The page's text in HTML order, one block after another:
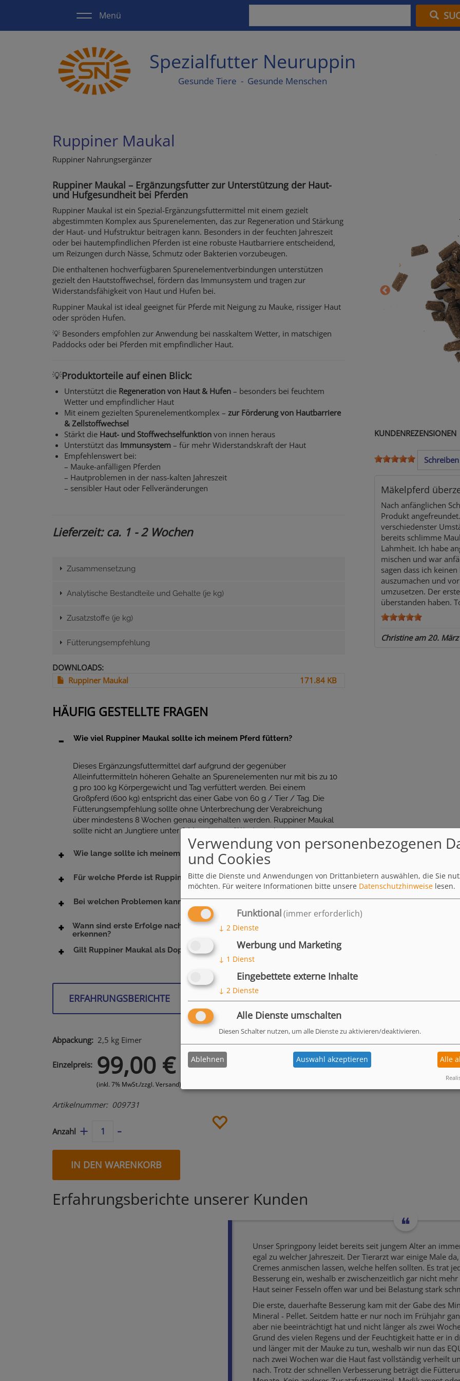
Menü
Spezialfutter Neuruppin
Gesunde Tiere - Gesunde Menschen
Ruppiner Maukal
KUNDENREZENSIONEN
Mäkelpferd
Nach anfänglichen
Produkt
verschiedenster
bereits schlimme
Lahmheit. Ich habe
mischen und war
sagen dass ich
auszumachen und
umzusetzen. Der
überstanden haben.
Christine am20.
Ruppiner Nahrungsergänzer
Ruppiner Maukal – Ergänzungsfutter zur Unterstützung der Haut-
und Hufgesundheit bei Pferden
Ruppiner Maukal ist ein Spezial-Ergänzungsfuttermittel mit einem gezielt
abgestimmten Komplex aus Spurenelementen, das zur Regeneration und Stärkung
der Haut- und Hufstruktur beitragen kann. Besonders in der feuchten Jahreszeit
oder bei hautempfindlichen Pferden ist eine robuste Hautbarriere entscheidend,
um Reizungen durch Nässe, Schmutz oder Bakterien vorzubeugen.
Die enthaltenen hochverfügbaren Spurenelementverbindungen unterstützen
gezielt den Hautstoffwechsel, fördern das Immunsystem und tragen zur
Widerstandsfähigkeit von Haut und Hufen bei.
Ruppiner Maukal ist ideal geeignet für Pferde mit Neigung zu Mauke, rissiger Haut
oder spröden Hufen.
💡 Besonders empfohlen zur Anwendung bei nasskaltem Wetter, in matschigen
Paddocks oder bei Pferden mit empfindlicher Haut.
💡Produktorteile auf einen Blick:
Unterstützt die Regeneration von Haut & Hufen– besonders bei feuchtem
Wetter und empfindlicher Haut
Mit einem gezielten Spurenelementkomplex – zur Förderung von Hautbarriere
& Zellstoffwechsel
Stärkt die Haut- und Stoffwechselfunktionvon innen heraus
Unterstützt das Immunsystem– für mehr Widerstandskraft der Haut
Empfehlenswert bei:
– Mauke-anfälligen Pferden
– Hautproblemen in der nass-kalten Jahreszeit
– sensibler Haut oder Fellveränderungen
Lieferzeit: ca. 1 - 2 Wochen
Zusammensetzung
Analytische Bestandteile und Gehalte (je kg)
Zusatzstoffe (je kg)
Fütterungsempfehlung
DOWNLOADS
Ruppiner Maukal
171.84 KB
HÄUFIG GESTELLTE FRAGEN
Wie viel Ruppiner Maukal sollte ich meinem Pferd füttern?
Dieses Ergänzungsfuttermittel darf aufgrund der gegenüber
Alleinfuttermitteln höheren Gehalte an Spurenelementen nur mit bis zu 10
g pro 100 kg Körpergewicht und Tag verfüttert werden. Bei einem
Großpferd (600 kg) entspricht das einer Gabe von 60 g / Tier / Tag. Die
Fütterungsempfehlung sollte ohne Unterbrechung der Verabreichung
über mindestens 8 Wochen genau eingehalten werden. Ruppiner Maukal
sollte nicht an Jungtiere unter 6 Monaten verfüttert werden.
Wie lange sollte ich meinem Pferd Ruppiner Maukal füttern?
Für welche Pferde ist Ruppiner Maukal geeignet?
Bei welchen Problemen kann Ruppiner Maukal helfen?
Wann sind erste Erfolge nach der Gabe von Ruppiner Maukal zu
erkennen?
Gilt Ruppiner Maukal als Doping?
ERFAHRUNGSBERICHTE
2,5 kg Eimer
Einzelpreis 99,00 €
(inkl. 7% MwSt./zzgl. Versand)
Artikelnummer 009731
Anzahl + -
IN DEN WARENKORB
Erfahrungsberichte unserer Kunden
Unser Springpony leidet bereits seit jungem Alter an
egal zu welcher Jahreszeit. Der Tierarzt war einige Male
Cremes anmischen lassen, welche helfen sollten. Es trat
Besserung ein, weshalb er zwischenzeitlich gar nicht
Haut seiner Fesseln offen war und bei Belastung stark
Die erste, dauerhafte Besserung kam mit der Gabe des
Mineral - Pellet. Seitdem hatte er nur noch im Frühjahr
aber nie beeinträchtigt hat und nicht länger als zwei
Grund des vielen Regens und der Feuchtigkeit hatte er in
und länger mit der Mauke zu tun, weshalb wir nun das
nach zwei Wochen war die Haut fast vollständig verheilt
nach. Trotz der schnellen Verbesserung beträgt die
Verwendung von personenbezogenen
und Cookies
Bitte die Dienste und Anwendungen von Drittanbietern auswählen, die Sie
möchten. Für weitere Informationen bitte unsere Datenschutzhinweise lesen.
Funktional(immer erforderlich)
↓ 2 Dienste
Werbung und Marketing
↓ 1 Dienst
Eingebettete externe Inhalte
↓ 2 Dienste
Alle Dienste umschalten
Diesen Schalter nutzen, um alle Dienste zu aktivieren/deaktivieren.
Ablehnen Auswahl akzeptieren Alle